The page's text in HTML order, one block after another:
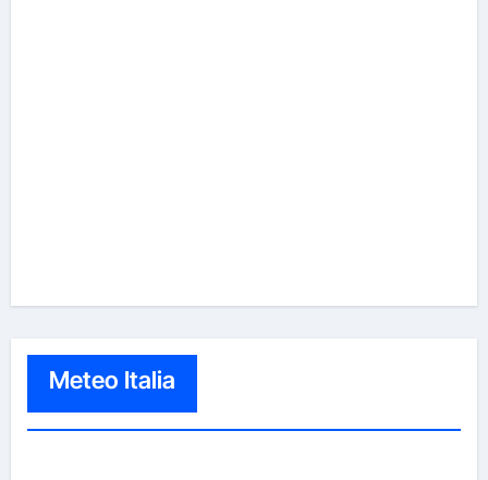
Meteo Italia